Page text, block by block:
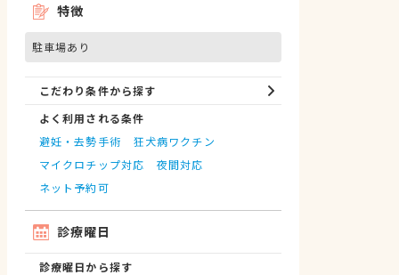
特徴
駐車場あり
こだわり条件から探す
よく利用される条件
避妊・去勢手術
狂犬病ワクチン
マイクロチップ対応
夜間対応
ネット予約可
診療曜日
診療曜日から探す